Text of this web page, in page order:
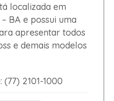
localizada em
– BA e possui uma
apresentar todos
e demais modelos
2101-1000